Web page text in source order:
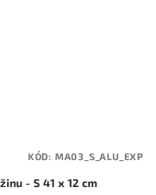
- S 41 x 12 cm
KÓD: MA03_S_ALU_EXP